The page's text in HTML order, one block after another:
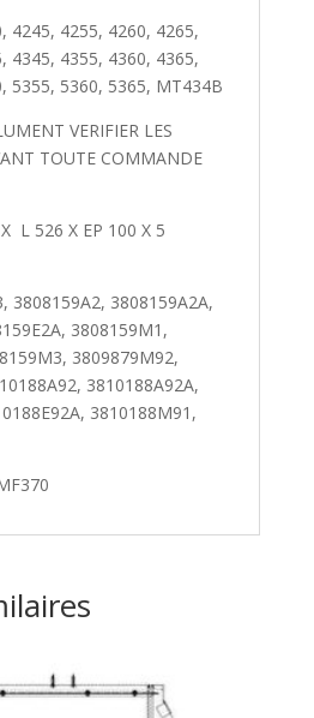
4245, 4255, 4260, 4265,
4345, 4355, 4360, 4365,
5355, 5360, 5365, MT434B
VERIFIER LES
TOUTE COMMANDE
L 526 X EP 100 X 5
3808159A2, 3808159A2A,
3808159M1,
3809879M92,
3810188A92A,
3810188M91,